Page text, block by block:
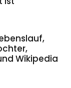
Wikipedia